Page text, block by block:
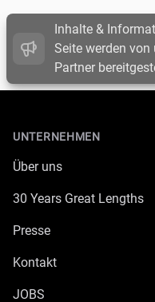
Inhalte &
Seite werden von
Partner
UNTERNEHMEN
Über uns
30 Years Great Lengths
Presse
Kontakt
JOBS